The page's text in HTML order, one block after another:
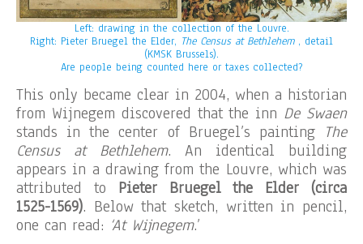
Left: drawing in the collection of the Louvre.
Right: Pieter Bruegel the Elder, The Census at Bethlehem, detail
(KMSK Brussels).
Are people being counted here or taxes collected?
This only became clear in 2004, when a historian
from Wijnegem discovered that the inn De Swaen
stands in the center of Bruegel’s painting The
Census at Bethlehem. An identical building
appears in a drawing from the Louvre, which was
attributed to Pieter Bruegel the Elder (circa
1525-1569). Below that sketch, written in pencil,
one can read: ‘At Wijnegem.’